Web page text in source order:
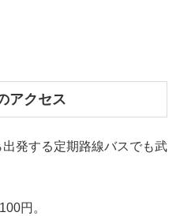
アクセス
発する定期路線バスでも武
円。